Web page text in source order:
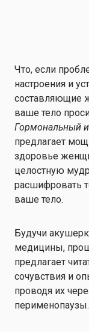
Что, если
настроения и
составляющие
ваше тело
Гормональный
предлагает
здоровье
целостную
расшифровать
ваше тело.
Будучи
медицины,
предлагает
сочувствия и
проводя их
перименопаузы.